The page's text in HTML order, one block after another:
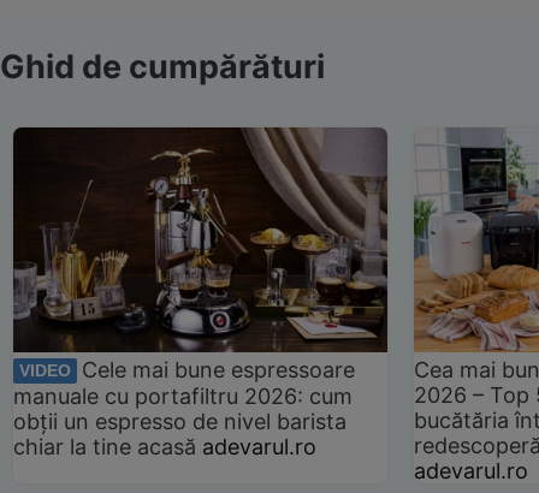
Ghid de cumpărături
VIDEO
Cele mai bune espressoare
manuale cu portafiltru 2026: cum
obții un espresso de nivel barista
chiar la tine acasă adevarul.ro
Cea mai
2026 –
bucătăria
adevarul.ro